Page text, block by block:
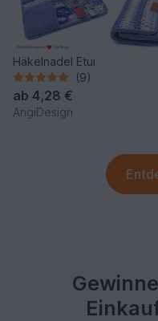
Häkelnadel Etui
(9)
ab 4,28 €
AngiDesign